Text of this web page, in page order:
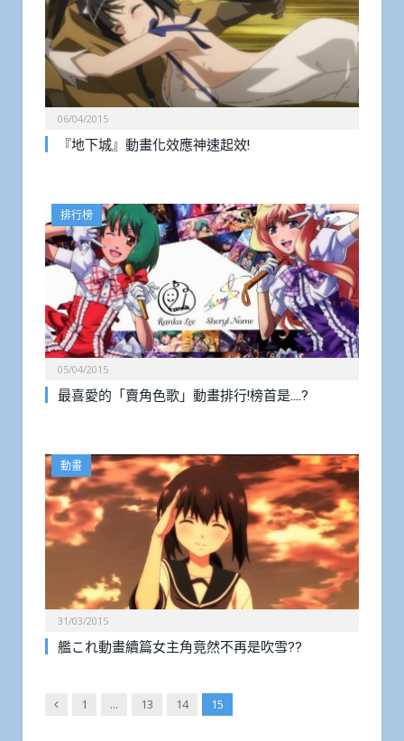
06/04/2015
『地下城』動畫化效應神速起效!
排行榜
05/04/2015
最喜愛的「賣角色歌」動畫排行!榜首是….?
動畫
31/03/2015
艦これ動畫續篇女主角竟然不再是吹雪??
Previous
1 ... 13 14 15